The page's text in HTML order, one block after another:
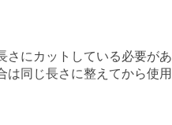
さにカットしている必要があ
は同じ長さに整えてから使用